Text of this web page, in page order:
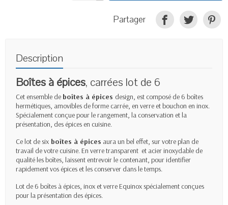
Partager
Description
Boîtes à épices, carrées lot de 6
Cet ensemble de boîtes à épices design, est composé de 6 boîtes
hermétiques, amovibles de forme carrée, en verre et bouchon en inox.
Spécialement conçue pour le rangement, la conservation et la
présentation, des épices en cuisine.
Ce lot de six boîtes à épices aura un bel effet, sur votre plan de
travail de votre cuisine. En verre transparent et acier inoxydable de
qualité les boîtes, laissent entrevoir le contenant, pour identifier
rapidement vos épices et les conserver dans le temps.
Lot de 6 boîtes à épices, inox et verre Equinox spécialement conçues
pour la présentation des épices.